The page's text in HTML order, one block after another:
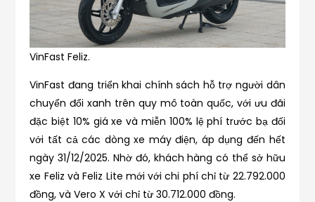
VinFast Feliz.
VinFast đang triển khai chính sách hỗ trợ người dân
chuyển đổi xanh trên quy mô toàn quốc, với ưu đãi
đặc biệt 10% giá xe và miễn 100% lệ phí trước bạ đối
với tất cả các dòng xe máy điện, áp dụng đến hết
ngày 31/12/2025. Nhờ đó, khách hàng có thể sở hữu
xe Feliz và Feliz Lite mới với chi phí chỉ từ 22.792.000
đồng, và Vero X với chỉ từ 30.712.000 đồng.